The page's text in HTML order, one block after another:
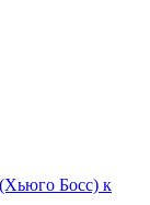
Босс) к